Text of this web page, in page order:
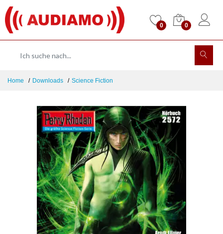
0 0
Home Downloads Science Fiction